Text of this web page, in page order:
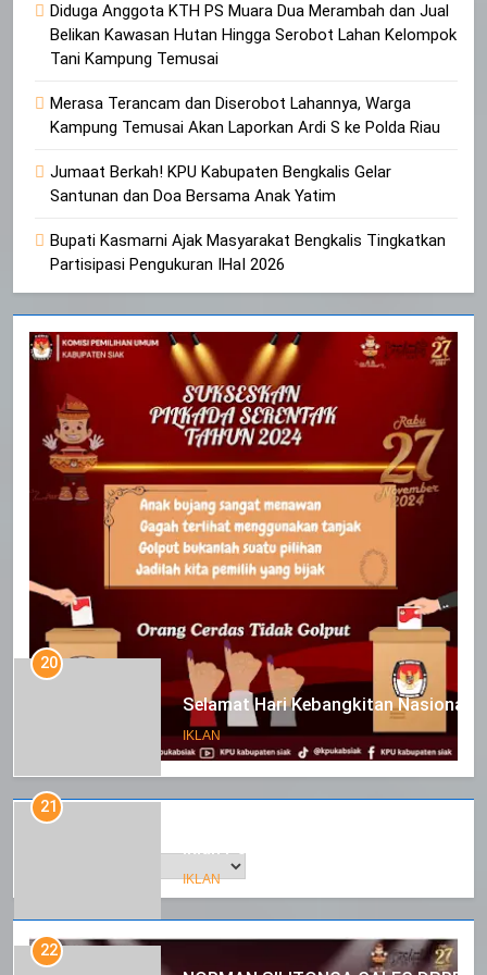
Diduga Anggota KTH PS Muara Dua Merambah dan Jual
Belikan Kawasan Hutan Hingga Serobot Lahan Kelompok
Tani Kampung Temusai
Merasa Terancam dan Diserobot Lahannya, Warga
Kampung Temusai Akan Laporkan Ardi S ke Polda Riau
Jumaat Berkah! KPU Kabupaten Bengkalis Gelar
Santunan dan Doa Bersama Anak Yatim
Bupati Kasmarni Ajak Masyarakat Bengkalis Tingkatkan
Partisipasi Pengukuran IHaI 2026
Arsip
20
Selamat Hari Kebangkitan Nasional
IKLAN
21
Iklan Pemerintah Kabupaten Siak
IKLAN
22